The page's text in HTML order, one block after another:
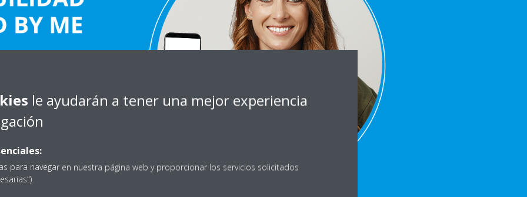
en Stand
venta de
estar siempre
técnicos
de forma
le ayudarán a tener una mejor experiencia
para navegar en nuestra página web y proporcionar los servicios solicitados